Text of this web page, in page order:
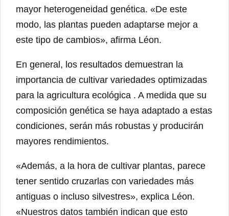
mayor heterogeneidad genética. «De este
modo, las plantas pueden adaptarse mejor a
este tipo de cambios», afirma Léon.
En general, los resultados demuestran la
importancia de cultivar variedades optimizadas
para la agricultura ecológica . A medida que su
composición genética se haya adaptado a estas
condiciones, serán más robustas y producirán
mayores rendimientos.
«Además, a la hora de cultivar plantas, parece
tener sentido cruzarlas con variedades más
antiguas o incluso silvestres», explica Léon.
«Nuestros datos también indican que esto